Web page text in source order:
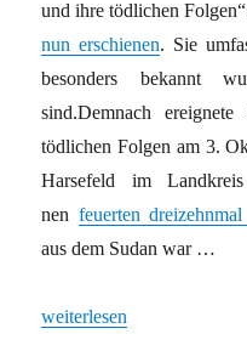
und ihre tödlichen
nun erschienen. Sie
besonders bekannt
sind.Demnach
tödlichen Folgen am 3.
Harsefeld im
nen feuerten
aus dem Sudan war …
„Tödliche Folgen der
weiterlesen